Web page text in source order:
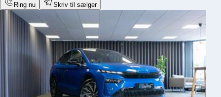
Ring nu Skriv til sælger